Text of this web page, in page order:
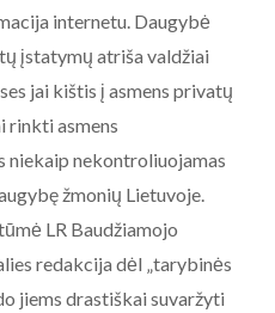
internetu. Daugybė
įstatymų atriša valdžiai
jai kištis į asmens privatų
rinkti asmens
niekaip nekontroliuojamas
žmonių Lietuvoje.
LR Baudžiamojo
redakcija dėl „tarybinės
jiems drastiškai suvaržyti